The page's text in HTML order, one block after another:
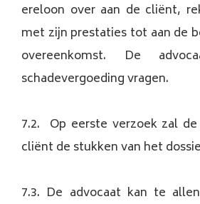
ereloon over aan de cliënt,
met zijn prestaties tot aan de
overeenkomst. De
schadevergoeding vragen.
7.2. Op eerste verzoek zal
cliënt de stukken van het
7.3. De advocaat kan te